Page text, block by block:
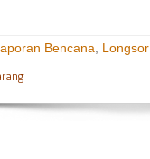
Bencana Longsor